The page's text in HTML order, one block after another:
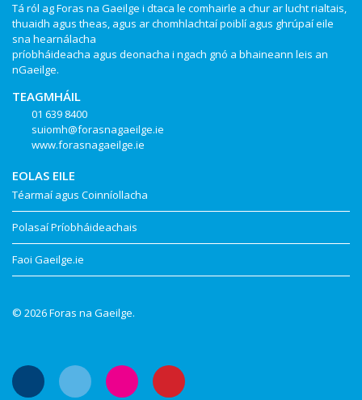
Tá ról ag Foras na Gaeilge i dtaca le comhairle a chur ar lucht rialtais,
thuaidh agus theas, agus ar chomhlachtaí poiblí agus ghrúpaí eile
sna hearnálacha
príobháideacha agus deonacha i ngach gnó a bhaineann leis an
nGaeilge.
TEAGMHÁIL
01 639 8400
suiomh@forasnagaeilge.ie
www.forasnagaeilge.ie
EOLAS EILE
Téarmaí agus Coinníollacha
Polasaí Príobháideachais
Faoi Gaeilge.ie
© 2026 Foras na Gaeilge.